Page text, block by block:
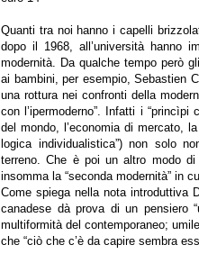
Quanti tra noi hanno i capelli
dopo il 1968, all’università hanno
modernità. Da qualche tempo però
ai bambini, per esempio, Sebastien
una rottura nei confronti della
con l’ipermoderno”. Infatti i
del mondo, l’economia di mercato,
logica individualistica”) non solo
terreno. Che è poi un altro modo di
insomma la “seconda modernità” in
Come spiega nella nota introduttiva
canadese dà prova di un pensiero
multiformità del contemporaneo;
che “ciò che c’è da capire sembra